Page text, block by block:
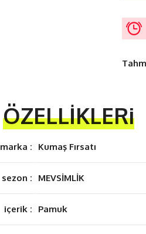
ÖZELLİKLERi
marka : Kumaş Fırsatı
sezon : MEVSİMLİK
içerik : Pamuk